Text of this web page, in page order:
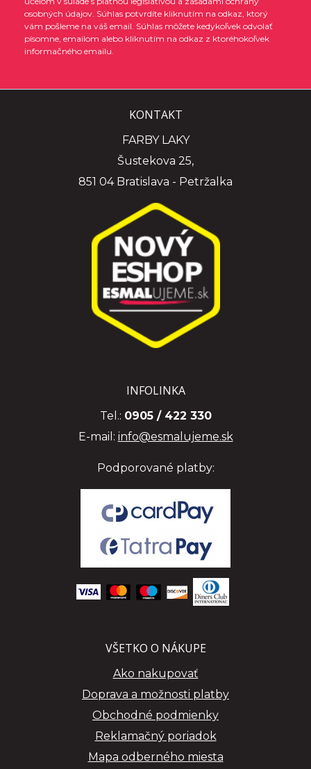
osobných údajov. Súhlas potvrdíte kliknutím na odkaz, ktorý
vám pošleme na váš email. Súhlas môžete kedykoľvek odvolať
písomne, emailom alebo kliknutím na odkaz z ktoréhokoľvek
informačného emailu.
KONTAKT
FARBY LAKY
Šustekova 25,
851 04 Bratislava - Petržalka
INFOLINKA
Tel.: 0905 / 422 330
E-mail: info@esmalujeme.sk
Podporované platby:
VŠETKO O NÁKUPE
Ako nakupovať
Doprava a možnosti platby
Obchodné podmienky
Reklamačný poriadok
Mapa odberného miesta